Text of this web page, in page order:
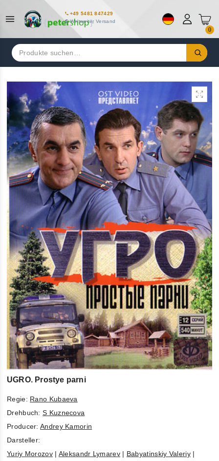
+49 5481 847429
Weltweiter Versand
0
Suchen
nach:
UGRO. Prostye parni
Regie: Rano Kubaeva
Drehbuch:S Kuznecova
Producer: Andrey Kamorin
Darsteller:
Yuriy Morozov| Aleksandr Lymarev| Babyatinskiy Valeriy|